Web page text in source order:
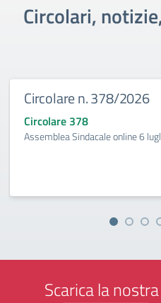
Circolari,
Circolare n. 378/2026
Circolare 378
Assemblea Sindacale online 6
Scarica la